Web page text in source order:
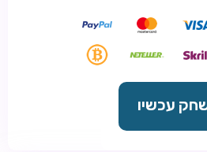
עכשיו